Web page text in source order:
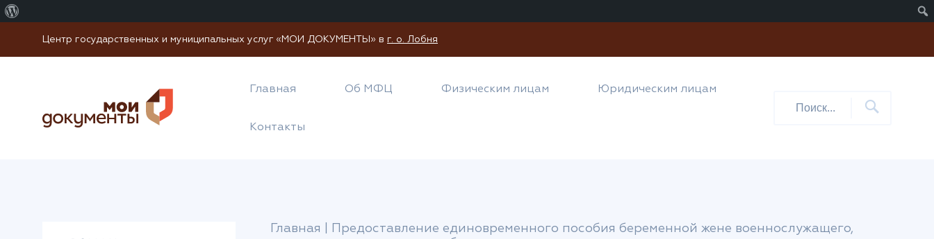
Центр государственных и муниципальных услуг «МОИ ДОКУМЕНТЫ» в г. о. Лобня
Главная Об МФЦ Физическим лицам Юридическим лицам
Контакты
Главная
Предоставление единовременного пособия беременной жене военнослужащего,